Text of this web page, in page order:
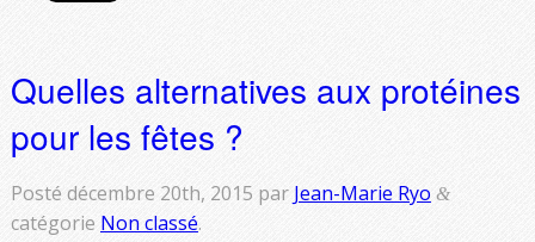
Quelles alternatives aux protéines
pour les fêtes ?
Posté décembre 20th, 2015 par Jean-Marie Ryo &
catégorie Non classé.